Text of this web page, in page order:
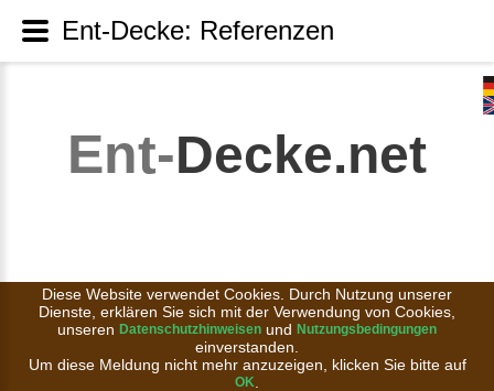
Ent-Decke.net
Diese Website verwendet Cookies. Durch Nutzung unserer
Dienste, erklären Sie sich mit der Verwendung von Cookies,
unseren Datenschutzhinweisen und Nutzungsbedingungen
einverstanden.
Um diese Meldung nicht mehr anzuzeigen, klicken Sie bitte auf
OK
Ent-Decke: Referenzen